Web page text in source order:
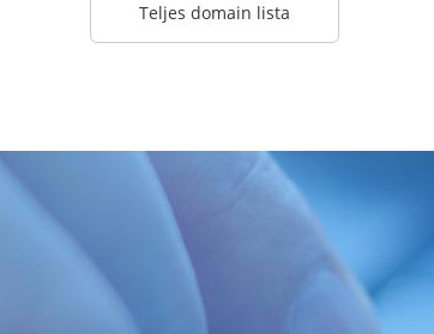
Teljes domain lista